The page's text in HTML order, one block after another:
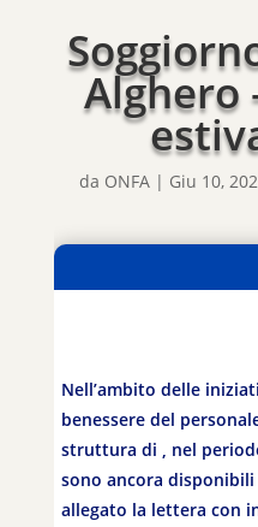
Alghero
da ONFA | Giu 10,
Nell’ambito delle
benessere del
struttura di , nel
sono ancora
allegato la lettera con